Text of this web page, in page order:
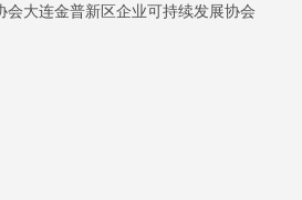
会大连金普新区企业可持续发展协会